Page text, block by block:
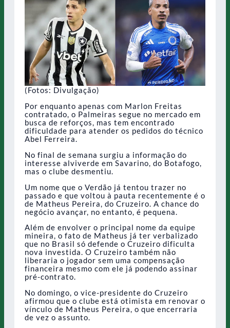
(Fotos: Divulgação)
Por enquanto apenas com Marlon Freitas
contratado, o Palmeiras segue no mercado em
busca de reforços, mas tem encontrado
dificuldade para atender os pedidos do técnico
Abel Ferreira.
No final de semana surgiu a informação do
interesse alviverde em Savarino, do Botafogo,
mas o clube desmentiu.
Um nome que o Verdão já tentou trazer no
passado e que voltou à pauta recentemente é o
de Matheus Pereira, do Cruzeiro. A chance do
negócio avançar, no entanto, é pequena.
Além de envolver o principal nome da equipe
mineira, o fato de Matheus já ter verbalizado
que no Brasil só defende o Cruzeiro dificulta
nova investida. O Cruzeiro também não
liberaria o jogador sem uma compensação
financeira mesmo com ele já podendo assinar
pré-contrato.
No domingo, o vice-presidente do Cruzeiro
afirmou que o clube está otimista em renovar o
vínculo de Matheus Pereira, o que encerraria
de vez o assunto.